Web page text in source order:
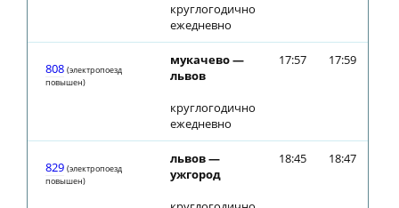
круглогодично
ежедневно
808 (электропоезд
повышен)
мукачево —
львов
круглогодично
ежедневно
17:57 17:59
829 (электропоезд
повышен)
львов —
ужгород
18:45 18:47